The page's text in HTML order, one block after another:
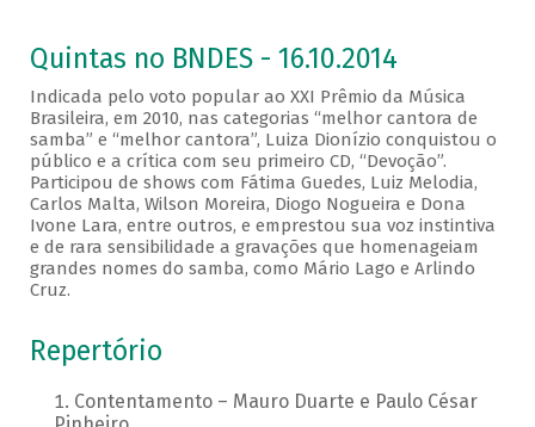
Quintas no BNDES - 16.10.2014
Indicada pelo voto popular ao XXI Prêmio da Música
Brasileira, em 2010, nas categorias “melhor cantora de
samba” e “melhor cantora”, Luiza Dionízio conquistou o
público e a crítica com seu primeiro CD, “Devoção”.
Participou de shows com Fátima Guedes, Luiz Melodia,
Carlos Malta, Wilson Moreira, Diogo Nogueira e Dona
Ivone Lara, entre outros, e emprestou sua voz instintiva
e de rara sensibilidade a gravações que homenageiam
grandes nomes do samba, como Mário Lago e Arlindo
Cruz.
Repertório
Contentamento – Mauro Duarte e Paulo César